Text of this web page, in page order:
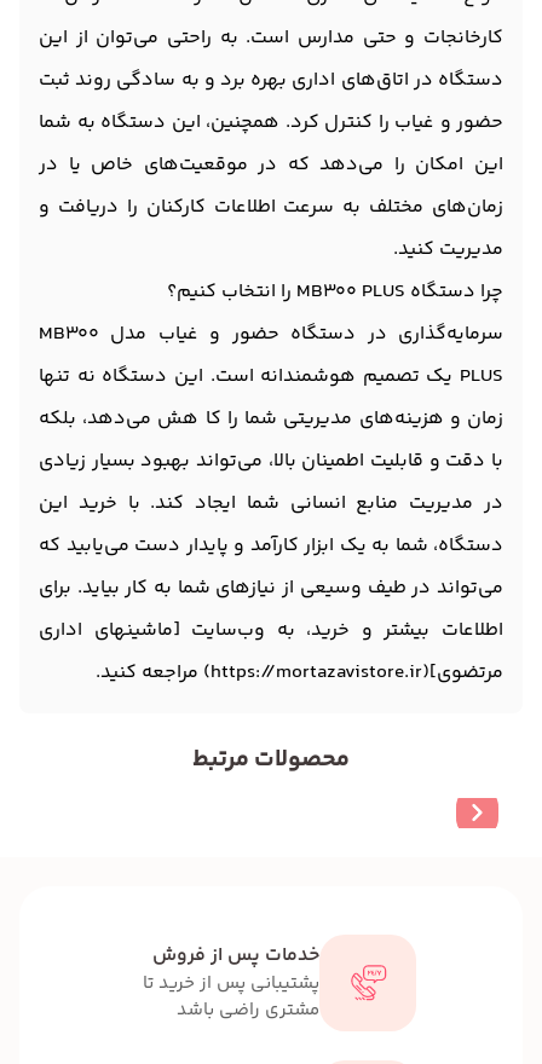
کارخانجات و حتی مدارس است. به راحتی می‌توان از این
دستگاه در اتاق‌های اداری بهره برد و به سادگی روند ثبت
حضور و غیاب را کنترل کرد. همچنین، این دستگاه به شما
این امکان را می‌دهد که در موقعیت‌های خاص یا در
زمان‌های مختلف به سرعت اطلاعات کارکنان را دریافت و
مدیریت کنید.
چرا دستگاه MB300 PLUS را انتخاب کنیم؟
سرمایه‌گذاری در دستگاه حضور و غیاب مدل MB300
PLUS یک تصمیم هوشمندانه است. این دستگاه نه تنها
زمان و هزینه‌های مدیریتی شما را کا هش می‌دهد، بلکه
با دقت و قابلیت اطمینان بالا، می‌تواند بهبود بسیار زیادی
در مدیریت منابع انسانی شما ایجاد کند. با خرید این
دستگاه، شما به یک ابزار کارآمد و پایدار دست می‌یابید که
می‌تواند در طیف وسیعی از نیازهای شما به کار بیاید. برای
اطلاعات بیشتر و خرید، به وب‌سایت [ماشینهای اداری
مرتضوی](https://mortazavistore.ir) مراجعه کنید.
محصولات مرتبط
خدمات پس از فروش
پشتیبانی پس از خرید تا
مشتری راضی باشد